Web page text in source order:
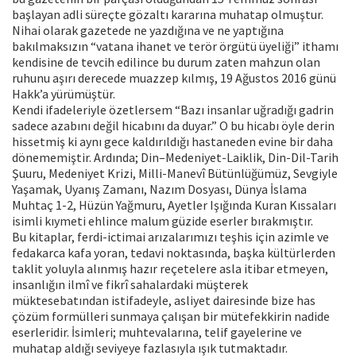
başlayan adli süreçte gözaltı kararına muhatap olmuştur.
Nihai olarak gazetede ne yazdığına ve ne yaptığına
bakılmaksızın “vatana ihanet ve terör örgütü üyeliği” ithamı
kendisine de tevcih edilince bu durum zaten mahzun olan
ruhunu aşırı derecede muazzep kılmış, 19 Ağustos 2016 günü
Hakk’a yürümüştür.
Kendi ifadeleriyle özetlersem “Bazı insanlar uğradığı gadrin
sadece azabını değil hicabını da duyar.” O bu hicabı öyle derin
hissetmiş ki aynı gece kaldırıldığı hastaneden evine bir daha
dönememiştir. Ardında; Din–Medeniyet-Laiklik, Din-Dil-Tarih
Şuuru, Medeniyet Krizi, Milli-Manevî Bütünlüğümüz, Sevgiyle
Yaşamak, Uyanış Zamanı, Nazım Dosyası, Dünya İslama
Muhtaç 1-2, Hüzün Yağmuru, Ayetler Işığında Kuran Kıssaları
isimli kıymeti ehlince malum güzide eserler bırakmıştır.
Bu kitaplar, ferdi-ictimai arızalarımızı teşhis için azimle ve
fedakarca kafa yoran, tedavi noktasında, başka kültürlerden
taklit yoluyla alınmış hazır reçetelere asla itibar etmeyen,
insanlığın ilmî ve fikrî sahalardaki müşterek
müktesebatından istifadeyle, asliyet dairesinde bize has
çözüm formülleri sunmaya çalışan bir mütefekkirin nadide
eserleridir. İsimleri; muhtevalarına, telif gayelerine ve
muhatap aldığı seviyeye fazlasıyla ışık tutmaktadır.